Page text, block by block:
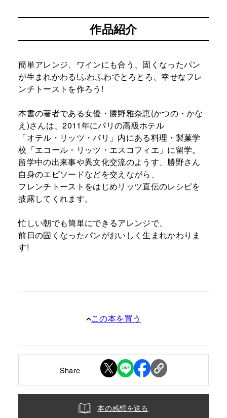
作品紹介
簡単アレンジ、ワインにも合う、固くなったパン
が生まれかわる!ふわふわでとろとろ、幸せなフレ
ンチトーストを作ろう!
本書の著者である女優・勝野雅奈恵(かつの・かな
え)さんは、2011年にパリの高級ホテル
「オテル・リッツ・パリ」内にある料理・製菓学
校「エコール・リッツ・エスコフィエ」に留学。
留学中の出来事や異文化交流のようす、勝野さん
自身のエピソードなどを交えながら、
フレンチトーストをはじめリッツ直伝のレシピを
披露してくれます。
忙しい朝でも簡単にできるアレンジで、
前日の固くなったパンがおいしく生まれかわりま
す!
この本を買う
Share
本の感想を送る